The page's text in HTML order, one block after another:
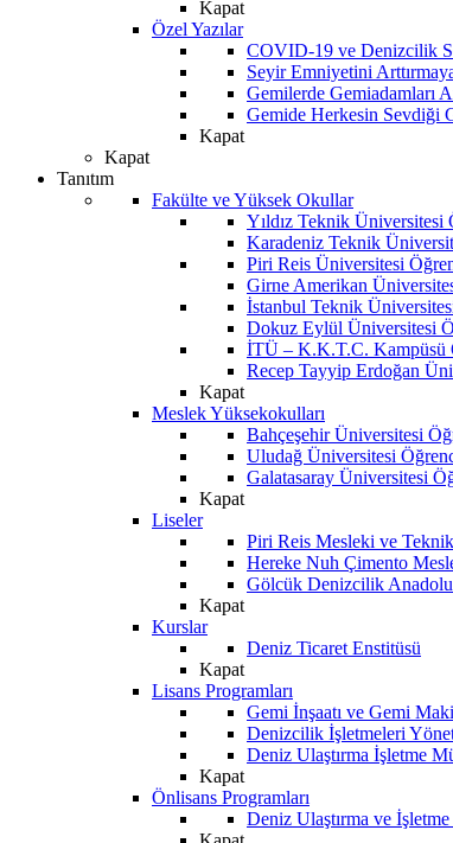
Kapat
Özel Yazılar
COVID-19 ve Denizcilik
Seyir Emniyetini
Gemilerde Gemiadamları
Gemide Herkesin Sevdiği
Kapat
Kapat
Tanıtım
Fakülte ve Yüksek Okullar
Yıldız Teknik Üniversitesi
Karadeniz Teknik
Piri Reis Üniversitesi
Girne Amerikan
İstanbul Teknik
Dokuz Eylül Üniversitesi
İTÜ – K.K.T.C. Kampüsü
Recep Tayyip Erdoğan
Kapat
Meslek Yüksekokulları
Bahçeşehir Üniversitesi
Uludağ Üniversitesi
Galatasaray Üniversitesi
Kapat
Liseler
Piri Reis Mesleki ve
Hereke Nuh Çimento
Gölcük Denizcilik
Kapat
Kurslar
Deniz Ticaret Enstitüsü
Kapat
Lisans Programları
Gemi İnşaatı ve Gemi
Denizcilik İşletmeleri
Deniz Ulaştırma İşletme
Kapat
Önlisans Programları
Deniz Ulaştırma ve İşletme